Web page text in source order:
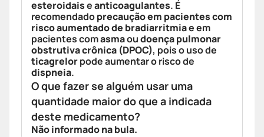
esteroidaiseanticoagulantes. É
recomendadoprecaução em pacientes com
risco aumentado de bradiarritmiae em
pacientes comasmaoudoença pulmonar
obstrutiva crônica (DPOC), pois o uso de
ticagrelorpode aumentar o risco de
dispneia.
O que fazer se alguém usar uma
quantidade maior do que a indicada
deste medicamento?
Não informado na bula.